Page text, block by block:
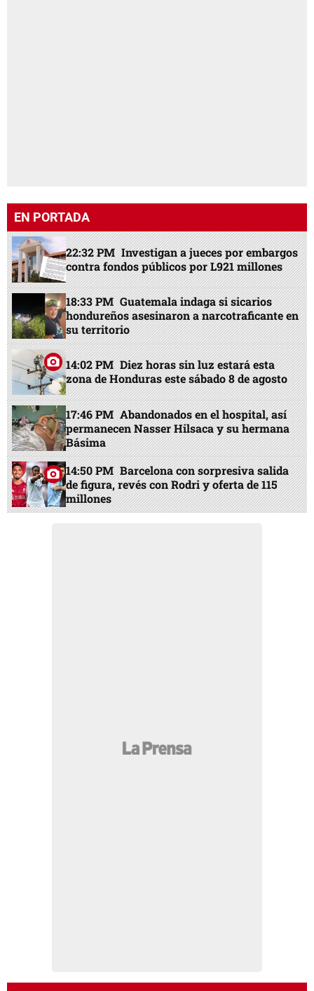
EN PORTADA
22:32 PM Investigan a jueces por embargos
contra fondos públicos por L921 millones
18:33 PM Guatemala indaga si sicarios
hondureños asesinaron a narcotraficante en
su territorio
14:02 PM Diez horas sin luz estará esta
zona de Honduras este sábado 8 de agosto
17:46 PM Abandonados en el hospital, así
permanecen Nasser Hilsaca y su hermana
Básima
14:50 PM Barcelona con sorpresiva salida
de figura, revés con Rodri y oferta de 115
millones